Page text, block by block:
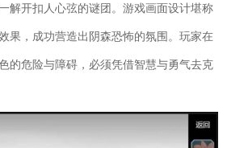
解开扣人心弦的谜团。游戏画面设计堪称
果，成功营造出阴森恐怖的氛围。玩家在
的危险与障碍，必须凭借智慧与勇气去克